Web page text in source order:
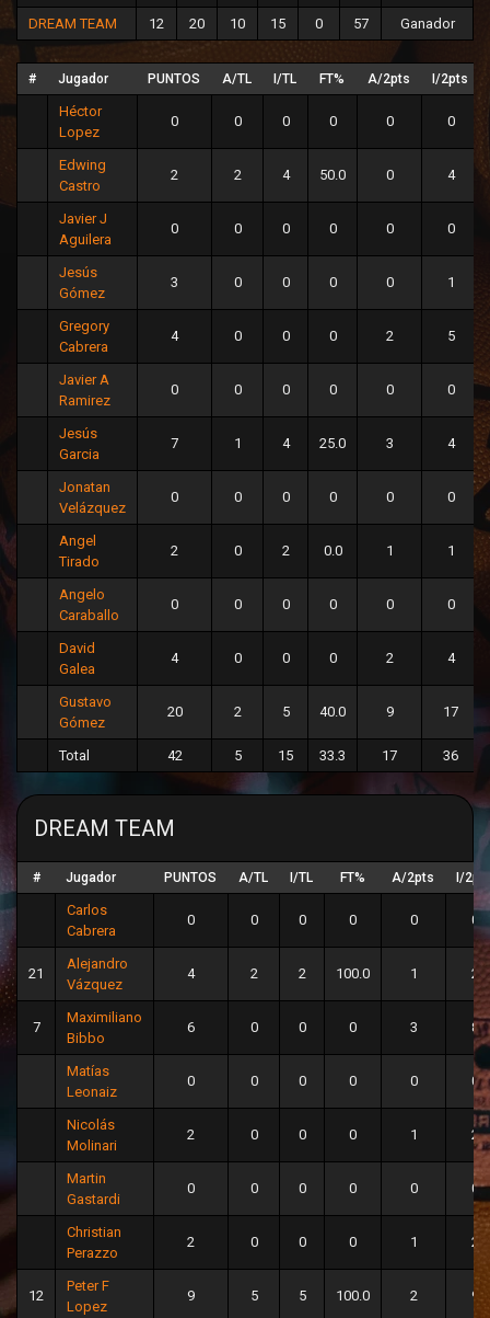
DREAM TEAM
12 20 10 15 0 57 Ganador
# Jugador PUNTOS A/TL I/TL FT% A/2pts I/2pts
Héctor
Lopez
0 0 0 0 0 0
Edwing
Castro
2 2 4 50.0 0 4
Javier J
Aguilera
0 0 0 0 0 0
Jesús
Gómez
3 0 0 0 0 1
Gregory
Cabrera
4 0 0 0 2 5
Javier A
Ramirez
0 0 0 0 0 0
Jesús
Garcia
7 1 4 25.0 3 4
Jonatan
Velázquez
0 0 0 0 0 0
Angel
Tirado
2 0 2 0.0 1 1
Angelo
Caraballo
0 0 0 0 0 0
David
Galea
4 0 0 0 2 4
Gustavo
Gómez
20 2 5 40.0 9 17
Total 42 5 15 33.3 17 36
DREAM TEAM
# Jugador PUNTOS A/TL I/TL FT% A/2pts I/
Carlos
Cabrera
0 0 0 0 0 0
21
Alejandro
Vázquez
4 2 2 100.0 1 2
7
Maximiliano
Bibbo
6 0 0 0 3 8
Matías
Leonaiz
0 0 0 0 0 0
Nicolás
Molinari
2 0 0 0 1 2
Martin
Gastardi
0 0 0 0 0 0
Christian
Perazzo
2 0 0 0 1 2
12
Peter F
Lopez
9 5 5 100.0 2 9